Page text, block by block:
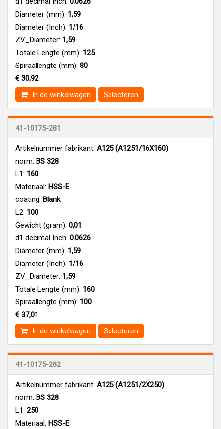
Diameter (mm): 1,59
Diameter (Inch): 1/16
ZV_Diameter: 1,59
Totale Lengte (mm): 125
Spiraallengte (mm): 80
€ 30,92
In de winkelwagen
Selecteren
41-10175-281
Artikelnummer fabrikant: A125 (A1251/16X160)
norm: BS 328
L1: 160
Materiaal: HSS-E
coating: Blank
L2: 100
Gewicht (gram): 0,01
d1 decimal Inch: 0.0626
Diameter (mm): 1,59
Diameter (Inch): 1/16
ZV_Diameter: 1,59
Totale Lengte (mm): 160
Spiraallengte (mm): 100
€ 37,01
In de winkelwagen
Selecteren
41-10175-282
Artikelnummer fabrikant: A125 (A1251/2X250)
norm: BS 328
L1: 250
Materiaal: HSS-E